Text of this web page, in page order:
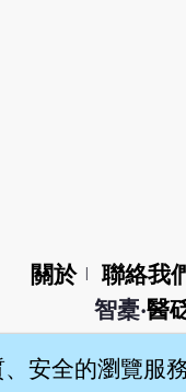
關於 聯絡我
智橐‧醫
安全的瀏覽服